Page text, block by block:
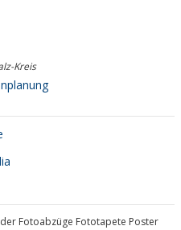
Kreis
Fotoabzüge Fototapete Poster